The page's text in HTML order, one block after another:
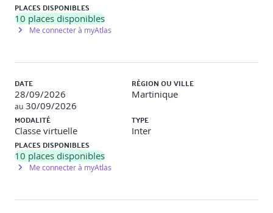
PLACES DISPONIBLES
10 places disponibles
Me connecter à myAtlas
DATE
28/09/2026
au 30/09/2026
RÉGION OU VILLE
Martinique
MODALITÉ
Classe virtuelle
TYPE
Inter
PLACES DISPONIBLES
10 places disponibles
Me connecter à myAtlas